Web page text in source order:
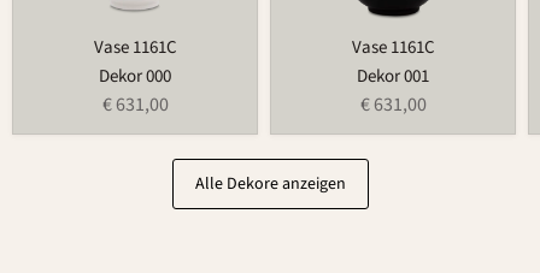
Vase 1161C
Dekor 000
€ 631,00
Vase 1161C
Dekor 001
€ 631,00
Alle Dekore anzeigen